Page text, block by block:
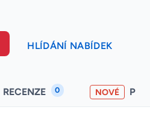
HLÍDÁNÍ NABÍDEK
RECENZE 0 NOVÉ